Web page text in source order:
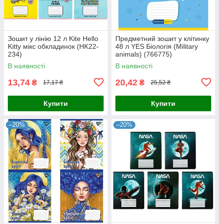
Зошит у лінію 12 л Kite Hello
Kitty мікс обкладинок (HK22-
234)
В наявності
13,74 ₴ 17,17 ₴
Купити
Предметний зошит у клітинку
48 л YES Біологія (Military
animals) (766775)
В наявності
20,42 ₴ 25,52 ₴
Купити
–20% –20%